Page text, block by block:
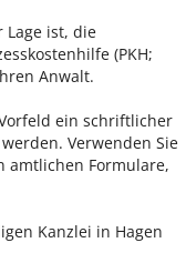
Lage ist, die
(PKH;
Anwalt.
ein schriftlicher
Verwenden Sie
amtlichen Formulare,
Kanzlei in Hagen